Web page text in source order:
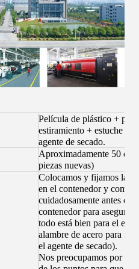
Película de plástico +
estiramiento + estuche de
agente de secado.
Aproximadamente 50
piezas nuevas)
Colocamos y fijamos las
en el contenedor y
cuidadosamente antes de
contenedor para
todo está bien para el
alambre de acero para
el agente de secado).
Nos preocupamos por